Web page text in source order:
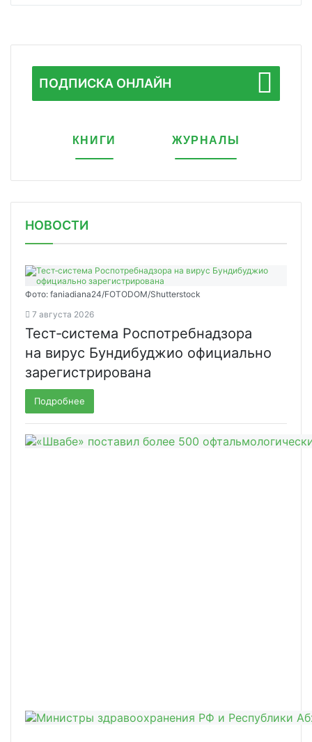
ПОДПИСКА ОНЛАЙН
КНИГИ ЖУРНАЛЫ
НОВОСТИ
Фото: faniadiana24/FOTODOM/Shutterstock
7 августа 2026
Тест‑система Роспотребнадзора
на вирус Бундибуджио официально
зарегистрирована
Подробнее